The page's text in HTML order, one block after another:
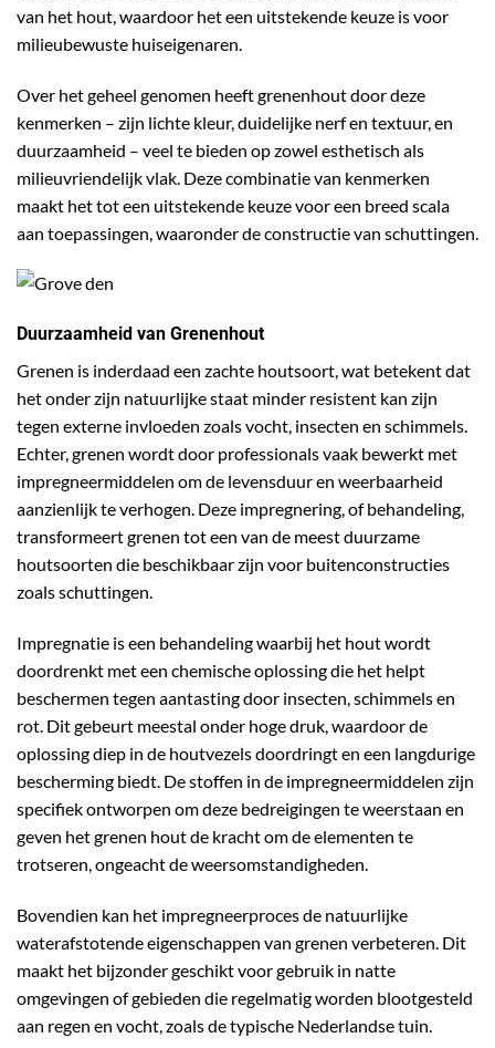
van het hout, waardoor het een uitstekende keuze is voor
milieubewuste huiseigenaren.
Over het geheel genomen heeft grenenhout door deze
kenmerken – zijn lichte kleur, duidelijke nerf en textuur, en
duurzaamheid – veel te bieden op zowel esthetisch als
milieuvriendelijk vlak. Deze combinatie van kenmerken
maakt het tot een uitstekende keuze voor een breed scala
aan toepassingen, waaronder de constructie van schuttingen.
Duurzaamheid van Grenenhout
Grenen is inderdaad een zachte houtsoort, wat betekent dat
het onder zijn natuurlijke staat minder resistent kan zijn
tegen externe invloeden zoals vocht, insecten en schimmels.
Echter, grenen wordt door professionals vaak bewerkt met
impregneermiddelen om de levensduur en weerbaarheid
aanzienlijk te verhogen. Deze impregnering, of behandeling,
transformeert grenen tot een van de meest duurzame
houtsoorten die beschikbaar zijn voor buitenconstructies
zoals schuttingen.
Impregnatie is een behandeling waarbij het hout wordt
doordrenkt met een chemische oplossing die het helpt
beschermen tegen aantasting door insecten, schimmels en
rot. Dit gebeurt meestal onder hoge druk, waardoor de
oplossing diep in de houtvezels doordringt en een langdurige
bescherming biedt. De stoffen in de impregneermiddelen zijn
specifiek ontworpen om deze bedreigingen te weerstaan en
geven het grenen hout de kracht om de elementen te
trotseren, ongeacht de weersomstandigheden.
Bovendien kan het impregneerproces de natuurlijke
waterafstotende eigenschappen van grenen verbeteren. Dit
maakt het bijzonder geschikt voor gebruik in natte
omgevingen of gebieden die regelmatig worden blootgesteld
aan regen en vocht, zoals de typische Nederlandse tuin.